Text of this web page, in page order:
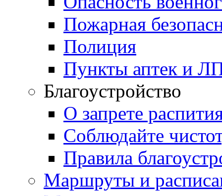
Пожарная
Полиция
Пункты аптек и
Благоустройство
О запрете
Соблюдайте
Правила
Маршруты и